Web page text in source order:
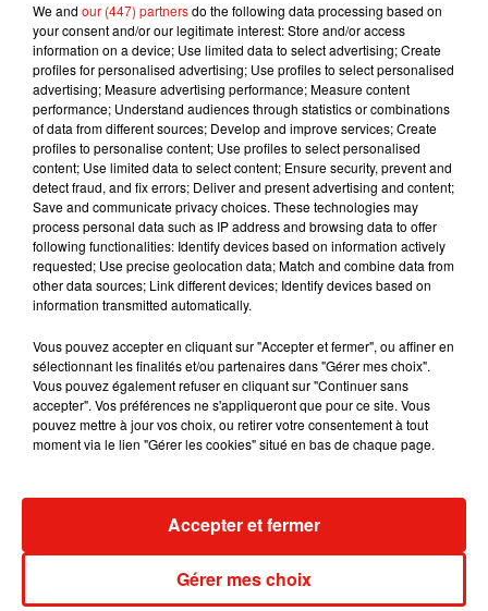
Musique
3 août 2026
Fred again.. et Latin Mafia dévoilent enfin
leur mixtape créée en...
31 juillet 2026
dévoilent « Happiness Is So Sad »
historique à Ibiza
We and our (447) partnersdo the following data processing based on
your consent and/or our legitimate interest: Store and/or access
information on a device; Use limited data to select advertising; Create
profiles for personalised advertising; Use profiles to select personalised
advertising; Measure advertising performance; Measure content
performance; Understand audiences through statistics or combinations
of data from different sources; Develop and improve services; Create
profiles to personalise content; Use profiles to select personalised
content; Use limited data to select content; Ensure security, prevent and
detect fraud, and fix errors; Deliver and present advertising and content;
Save and communicate privacy choices. These technologies may
process personal data such as IP address and browsing data to offer
following functionalities: Identify devices based on information actively
requested; Use precise geolocation data; Match and combine data from
other data sources; Link different devices; Identify devices based on
information transmitted automatically.
Vous pouvez accepter en cliquant sur "Accepter et fermer", ou affiner en
sélectionnant les finalités et/ou partenaires dans "Gérer mes choix".
Vous pouvez également refuser en cliquant sur "Continuer sans
accepter". Vos préférences ne s'appliqueront que pour ce site. Vous
pouvez mettre à jour vos choix, ou retirer votre consentement à tout
moment via le lien "Gérer les cookies" situé en bas de chaque page.
Gérer mes choix
Accepter et fermer